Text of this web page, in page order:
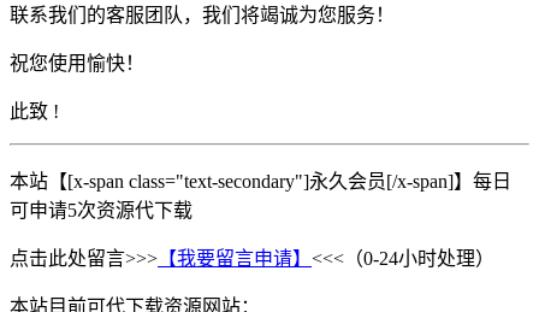
联系我们的客服团队，我们将竭诚为您服务！
祝您使用愉快！
此致 !
本站【[x-span class="text-secondary"]永久会员[/x-span]】每日
可申请5次资源代下载
点击此处留言>>> 【我要留言申请】 <<<（0-24小时处理）
本站目前可代下载资源网站：